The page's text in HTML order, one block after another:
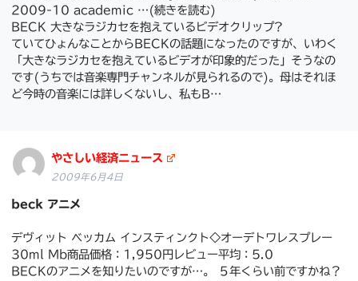
2009-10 academic …(続きを読む)
BECK 大きなラジカセを抱えているビデオクリップ?
ていてひょんなことからBECKの話題になったのですが、いわく
「大きなラジカセを抱えているビデオが印象的だった」そうなの
です(うちでは音楽専門チャンネルが見られるので)。母はそれほ
ど今時の音楽には詳しくないし、私もB…
やさしい経済ニュース
2009年6月4日
beck アニメ
デヴィット ベッカム インスティンクト◇オーデトワレスプレー
30ml Mb商品価格：1,950円レビュー平均：5.0
BECKのアニメを知りたいのですが…。 ５年くらい前ですかね？